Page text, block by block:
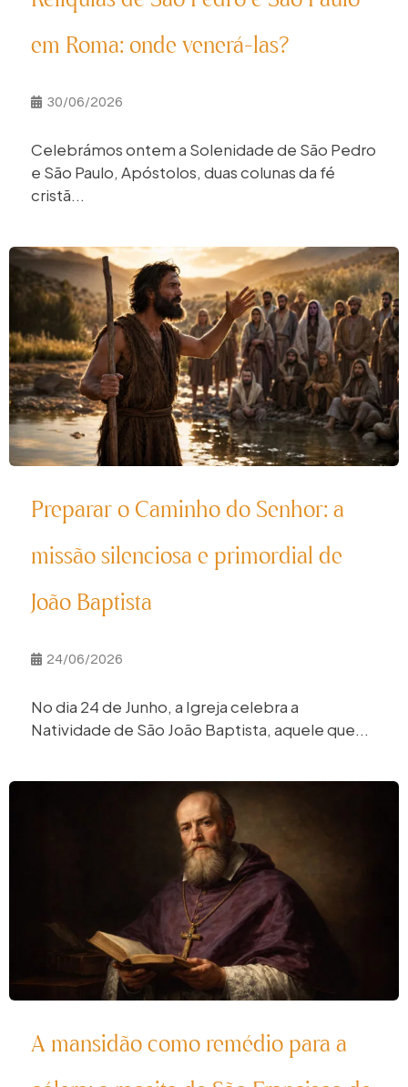
em Roma: onde venerá-las?
30/06/2026
Celebrámos ontem a Solenidade de São Pedro
e São Paulo, Apóstolos, duas colunas da fé
cristã...
Preparar o Caminho do Senhor: a
missão silenciosa e primordial de
João Baptista
24/06/2026
No dia 24 de Junho, a Igreja celebra a
Natividade de São João Baptista, aquele que...
A mansidão como remédio para a